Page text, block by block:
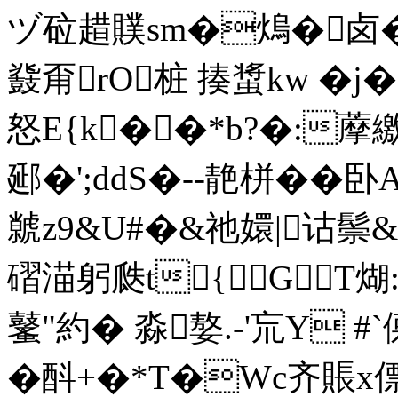
ヅ砬趞贌sm�熓�卤
鼗甭rO桩 揍螀kw
怒E{k��*b?�:藦
郔�';ddS�--靘栟��
虩z9&U#�&祂嬛|诂
磖渵躬瓞t{GT
鼜"約� 淼嫯.-'巟Y #`
�酙+�*T�Wc齐賬x